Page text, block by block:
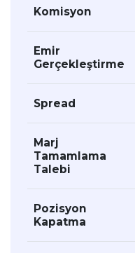
Komisyon
Emir
Gerçekleştirme
Spread
Marj
Tamamlama
Talebi
Pozisyon
Kapatma